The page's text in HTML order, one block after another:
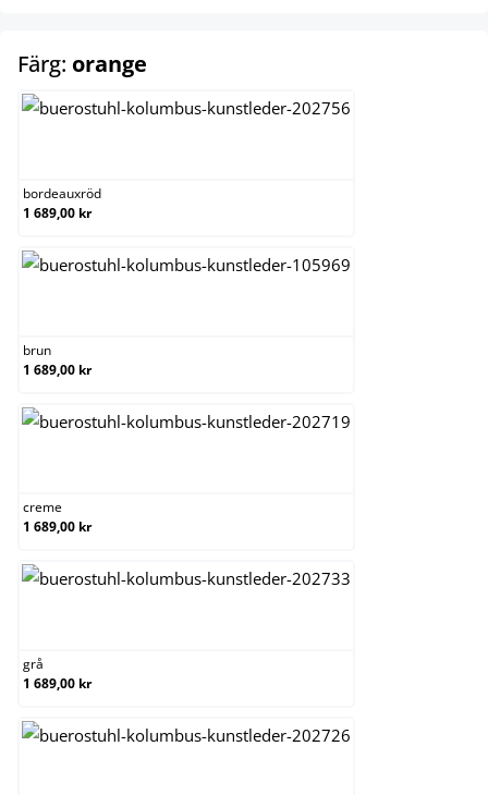
Färg: orange
bordeauxröd
1 689,00 kr
brun
1 689,00 kr
creme
1 689,00 kr
grå
1 689,00 kr